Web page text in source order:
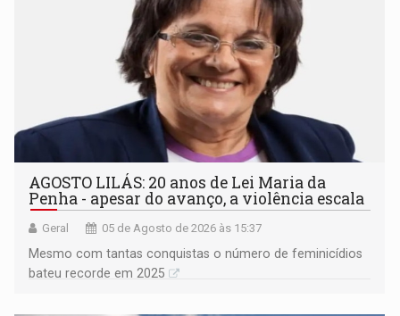
AGOSTO LILÁS: 20 anos de Lei Maria da
Penha - apesar do avanço, a violência escala
Geral 05 de Agosto de 2026 às 15:37
Mesmo com tantas conquistas o número de feminicídios
bateu recorde em 2025